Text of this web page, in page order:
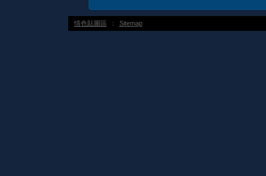
情色貼圖區 ： Sitemap